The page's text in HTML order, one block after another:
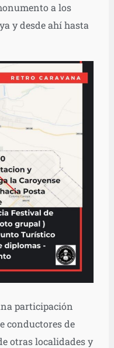
a los
y desde ahí hasta
participación
conductores de
otras localidades y